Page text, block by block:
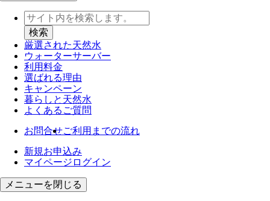
厳選された天然水
ウォーターサーバー
利用料金
選ばれる理由
キャンペーン
暮らしと天然水
よくあるご質問
お問合せご利用までの流れ
新規お申込み
マイページログイン
メニューを閉じる